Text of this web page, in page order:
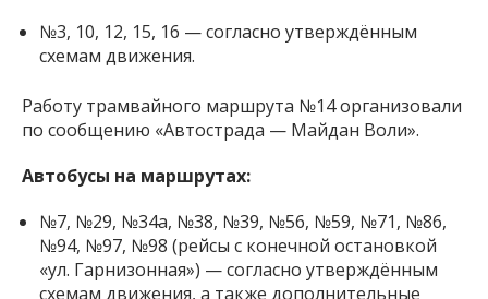
№3, 10, 12, 15, 16 — согласно утверждённым
схемам движения.
Работу трамвайного маршрута №14 организовали
по сообщению «Автострада — Майдан Воли».
Автобусы на маршрутах:
№7, №29, №34а, №38, №39, №56, №59, №71, №86,
№94, №97, №98 (рейсы с конечной остановкой
«ул. Гарнизонная») — согласно утверждённым
схемам движения, а также дополнительные